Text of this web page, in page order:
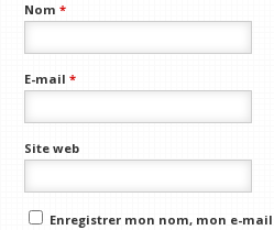
Nom*
E-mail*
Site web
Enregistrer mon nom, mon e-